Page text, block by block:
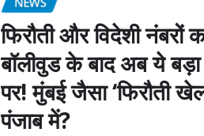
फिरौती और विदेशी नंबरों
बॉलीवुड के बाद अब ये बड़ा
पर! मुंबई जैसा ‘फिरौती
पंजाब में?